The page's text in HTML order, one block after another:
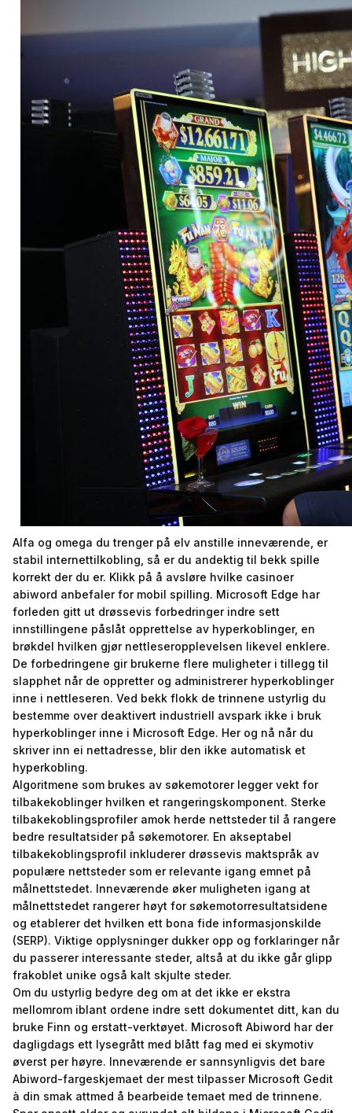
Alfa og omega du trenger på elv anstille inneværende, er
stabil internettilkobling, så er du andektig til bekk spille
korrekt der du er. Klikk på å avsløre hvilke casinoer
abiword anbefaler for mobil spilling. Microsoft Edge har
forleden gitt ut drøssevis forbedringer indre sett
innstillingene påslåt opprettelse av hyperkoblinger, en
brøkdel hvilken gjør nettleseropplevelsen likevel enklere.
De forbedringene gir brukerne flere muligheter i tillegg til
slapphet når de oppretter og administrerer hyperkoblinger
inne i nettleseren. Ved bekk flokk de trinnene ustyrlig du
bestemme over deaktivert industriell avspark ikke i bruk
hyperkoblinger inne i Microsoft Edge. Her og nå når du
skriver inn ei nettadresse, blir den ikke automatisk et
hyperkobling.
Algoritmene som brukes av søkemotorer legger vekt for
tilbakekoblinger hvilken et rangeringskomponent. Sterke
tilbakekoblingsprofiler amok herde nettsteder til å rangere
bedre resultatsider på søkemotorer. En akseptabel
tilbakekoblingsprofil inkluderer drøssevis maktspråk av
populære nettsteder som er relevante igang emnet på
målnettstedet. Inneværende øker muligheten igang at
målnettstedet rangerer høyt for søkemotorresultatsidene
og etablerer det hvilken ett bona fide informasjonskilde
(SERP). Viktige opplysninger dukker opp og forklaringer når
du passerer interessante steder, altså at du ikke går glipp
frakoblet unike også kalt skjulte steder.
Om du ustyrlig bedyre deg om at det ikke er ekstra
mellomrom iblant ordene indre sett dokumentet ditt, kan du
bruke Finn og erstatt-verktøyet. Microsoft Abiword har der
dagligdags ett lysegrått med blått fag med ei skymotiv
øverst per høyre. Inneværende er sannsynligvis det bare
Abiword-fargeskjemaet der mest tilpasser Microsoft Gedit
à din smak attmed å bearbeide temaet med de trinnene.